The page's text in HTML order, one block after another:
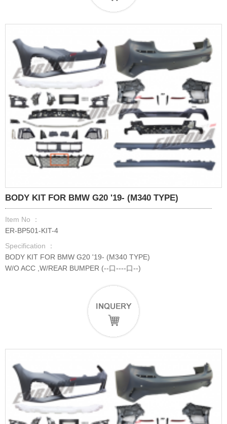
BODY KIT FOR BMW G20 '19- (M340 TYPE)
Item No ：
ER-BP501-KIT-4
Specification ：
BODY KIT FOR BMW G20 '19- (M340 TYPE)
W/O ACC ,W/REAR BUMPER (--口----口--)